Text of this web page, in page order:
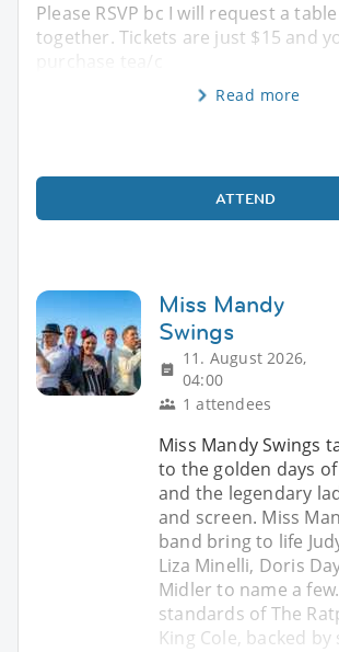
Please RSVP bc I will request a
together. Tickets are just $15 and
Read more
ATTEND
Miss Mandy
Swings
11. August 2026,
04:00
1 attendees
Miss Mandy Swings
to the golden days
and the legendary
and screen. Miss
band bring to life
Liza Minelli, Doris
Midler to name a
standards of The
King Cole, backed